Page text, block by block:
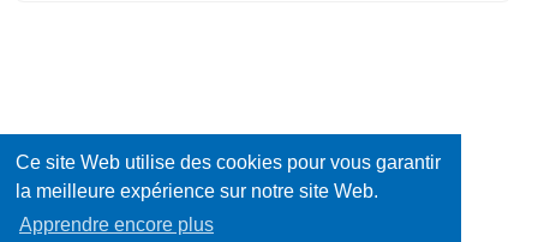
Ce site Web utilise des cookies pour vous garantir
la meilleure expérience sur notre site Web.
Apprendre encore plus